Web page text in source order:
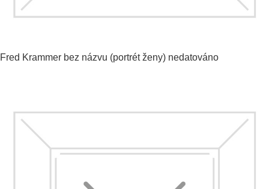
Fred Krammer bez názvu (portrét ženy) nedatováno